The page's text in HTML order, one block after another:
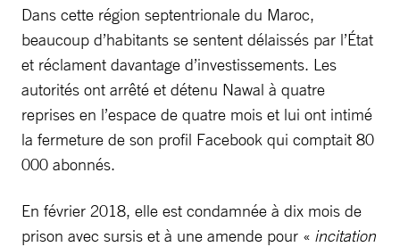
Dans cette région septentrionale du Maroc,
beaucoup d’habitants se sentent délaissés par l’État
et réclament davantage d’investissements. Les
autorités ont arrêté et détenu Nawal à quatre
reprises en l’espace de quatre mois et lui ont intimé
la fermeture de son profil Facebook qui comptait 80
000 abonnés.
En février 2018, elle est condamnée à dix mois de
prison avec sursis et à une amende pour « incitation